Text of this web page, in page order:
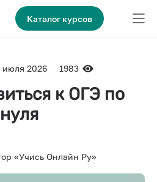
Каталог курсов
июля 2026 1983
к ОГЭ по
«Учись Онлайн Ру»